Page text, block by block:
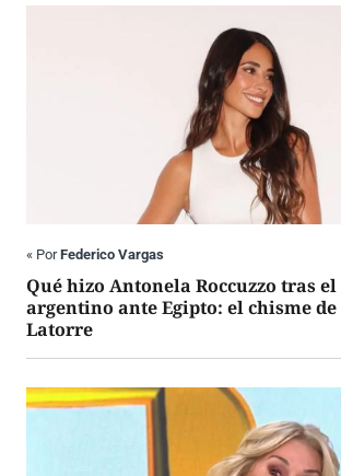
« PorFederico Vargas
Qué hizo Antonela Roccuzzo tras
argentino ante Egipto: el chisme
Latorre